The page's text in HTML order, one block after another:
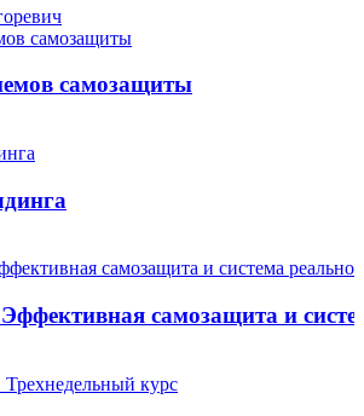
самозащиты
самозащита и